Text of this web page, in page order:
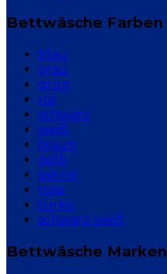
Bettwäsche Farben
blau
grau
grün
rot
schwarz
weiß
braun
gelb
petrol
rosa
türkis
schwarz weiß
Bettwäsche Marken